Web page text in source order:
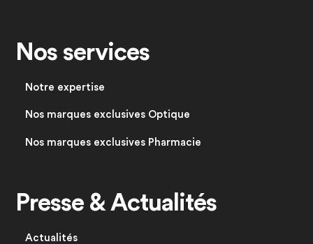
Nos services
Notre expertise
Nos marques exclusives Optique
Nos marques exclusives Pharmacie
Presse & Actualités
Actualités